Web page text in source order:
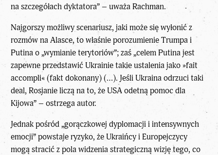
na szczegółach dyktatora” – uważa Rachman.
Najgorszy możliwy scenariusz, jaki może się wyłonić z
rozmów na Alasce, to właśnie porozumienie Trumpa i
Putina o „wymianie terytoriów”; zaś „celem Putina jest
zapewne przedstawić Ukrainie takie ustalenia jako »fait
accompli« (fakt dokonany) (…). Jeśli Ukraina odrzuci taki
deal, Rosjanie liczą na to, że USA odetną pomoc dla
Kijowa” – ostrzega autor.
Jednak pośród „gorączkowej dyplomacji i intensywnych
emocji” powstaje ryzyko, że Ukraińcy i Europejczycy
mogą stracić z pola widzenia strategiczną wizję tego, co